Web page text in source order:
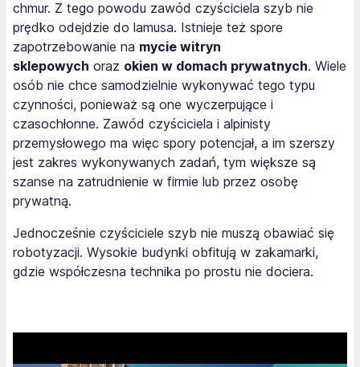
chmur. Z tego powodu zawód czyściciela szyb nie
prędko odejdzie do lamusa. Istnieje też spore
zapotrzebowanie na mycie witryn
sklepowych oraz okien w domach prywatnych. Wiele
osób nie chce samodzielnie wykonywać tego typu
czynności, ponieważ są one wyczerpujące i
czasochłonne. Zawód czyściciela i alpinisty
przemysłowego ma więc spory potencjał, a im szerszy
jest zakres wykonywanych zadań, tym większe są
szanse na zatrudnienie w firmie lub przez osobę
prywatną.
Jednocześnie czyściciele szyb nie muszą obawiać się
robotyzacji. Wysokie budynki obfitują w zakamarki,
gdzie współczesna technika po prostu nie dociera.